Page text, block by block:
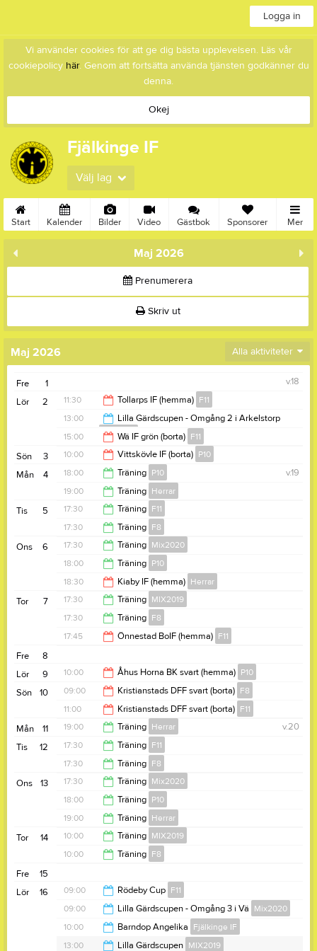
Logga in
Vi använder cookies för att ge dig bästa upplevelsen. Läs vår
cookiepolicy här. Genom att fortsätta använda tjänsten godkänner du
denna.
Okej
Fjälkinge IF
Välj lag
Start Kalender Bilder Video Gästbok Sponsorer Mer
Maj 2026
Prenumerera
Skriv ut
Maj 2026 Alla aktiviteter
1
Fre
v.18
2
Lör 11:30 Tollarps IF (hemma) F11
13:30
13:00
Lilla Gärdscupen - Omgång 2 i Arkelstorp
Mix2020
16:00
15:00 Wä IF grön (borta) F11
17:00
3
Sön 10:00 Vittskövle IF (borta) P10
12:00
4
Mån v.19
18:00 Träning P10
19:30
19:00 Träning Herrar
20:30
5
Tis 17:30 Träning F11
19:00
17:30 Träning F8
18:30
6
Ons 17:30 Träning Mix2020
18:45
18:00 Träning P10
19:30
18:30 Kiaby IF (hemma) Herrar
20:30
7
Tor 17:30 Träning MIX2019
18:30
17:30 Träning F8
17:45 Önnestad BoIF (hemma) F11
19:45
8
Fre
9
Lör 10:00 Åhus Horna BK svart (hemma) P10
12:00
10
Sön 09:00 Kristianstads DFF svart (borta) F8
11:00
11:00 Kristianstads DFF svart (borta) F11
13:00
11
Mån v.20
19:00 Träning Herrar
20:30
12
Tis 17:30 Träning F11
19:00
17:30 Träning F8
18:30
13
Ons 17:30 Träning Mix2020
18:45
18:00 Träning P10
19:30
19:00 Träning Herrar
20:30
14
Tor 10:00 Träning MIX2019
10:00 Träning F8
12:00
15
Fre
16
Lör 09:00 Rödeby Cup F11
18:00
Rödeby AIF
09:00 Lilla Gärdscupen - Omgång 3 i Vä Mix2020
13:00
Vä Idrottsförening
10:00 Barndop Angelika Fjälkinge IF
Maxilandia klubblokal
13:00 Lilla Gärdscupen MIX2019